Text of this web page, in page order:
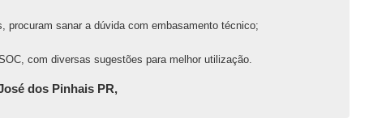
procuram sanar a dúvida com embasamento técnico;
com diversas sugestões para melhor utilização.
dos Pinhais PR,